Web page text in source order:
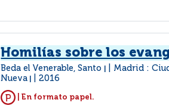
Homilías sobre los
Beda el Venerable, Santo
Madrid :
Nueva
2016
| En formato papel.